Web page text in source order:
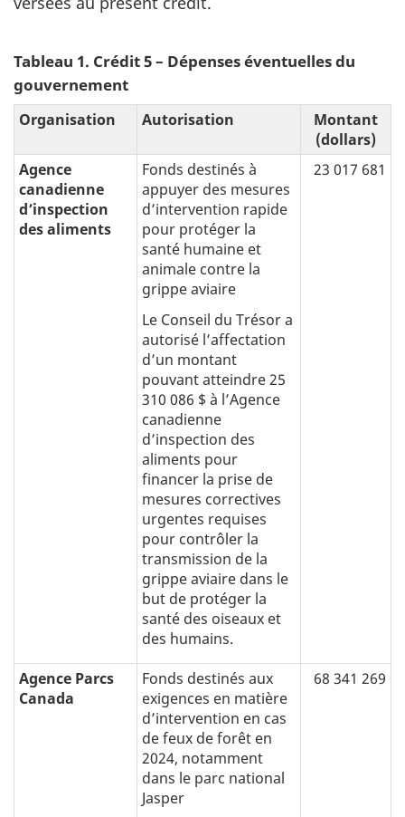
Tableau 1. Crédit 5 – Dépenses éventuelles du
gouvernement
Organisation Autorisation
Montant
(dollars)
Agence
canadienne
d’inspection
des aliments
Fonds destinés à
appuyer des mesures
d’intervention rapide
pour protéger la
santé humaine et
animale contre la
grippe aviaire
Le Conseil du Trésor a
autorisé l’affectation
d’un montant
pouvant atteindre 25
310 086 $ à l’Agence
canadienne
d’inspection des
aliments pour
financer la prise de
mesures correctives
urgentes requises
pour contrôler la
transmission de la
grippe aviaire dans le
but de protéger la
santé des oiseaux et
des humains.
23 017 681
Agence Parcs
Canada
Fonds destinés aux
exigences en matière
d’intervention en cas
de feux de forêt en
2024, notamment
dans le parc national
Jasper
68 341 269